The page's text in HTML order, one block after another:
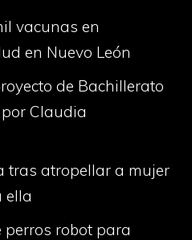
vacunas en
en Nuevo León
de Bachillerato
Claudia
tras atropellar a mujer
ella
robot para